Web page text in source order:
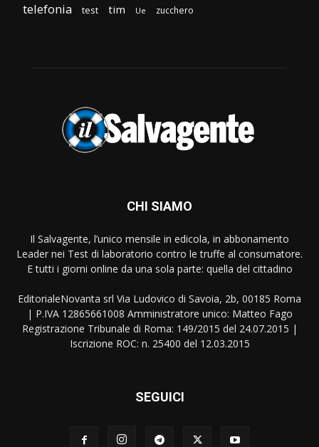
telefonia test tim Ue zucchero
CHI SIAMO
Il Salvagente, l’unico mensile in edicola, in abbonamento
Leader nei Test di laboratorio contro le truffe al consumatore.
E tutti i giorni online da una sola parte: quella del cittadino
EditorialeNovanta srl Via Ludovico di Savoia, 2b, 00185 Roma
| P.IVA 12865661008 Amministratore unico: Matteo Fago
Registrazione Tribunale di Roma: 149/2015 del 24.07.2015 |
Iscrizione ROC: n. 25400 del 12.03.2015
SEGUICI